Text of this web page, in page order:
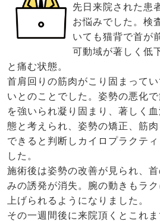
先日来院された患
お悩みでした。検
いても猫背で首が
可動域が著しく低
と痛む状態。
首肩回りの筋肉がこり固まって
いとのことでした。姿勢の悪化
を強いられ凝り固まり、著しく
態と考えられ、姿勢の矯正、筋
できると判断しカイロプラクテ
した。
施術後は姿勢の改善が見られ、
みの誘発が消失。腕の動きもラ
上げられるようになりました。
その一週間後に来院頂くとこれま